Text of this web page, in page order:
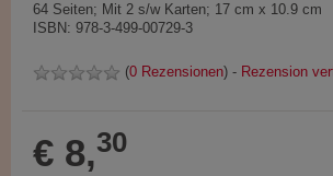
64 Seiten; Mit 2 s/w Karten; 17 cm x 10.9 cm
ISBN: 978-3-499-00729-3
(0 Rezensionen) - Rezension
€ 8,30